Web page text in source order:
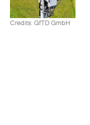
Credits: GfTD GmbH